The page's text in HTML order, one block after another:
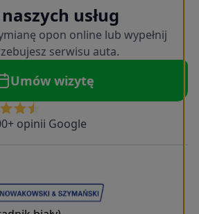
usług
opon online lub wypełnij
serwisu auta.
opinii Google
Umów wizytę